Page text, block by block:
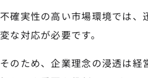
不確実性の高い市場環境では、
変な対応が必要です。
そのため、企業理念の浸透は経